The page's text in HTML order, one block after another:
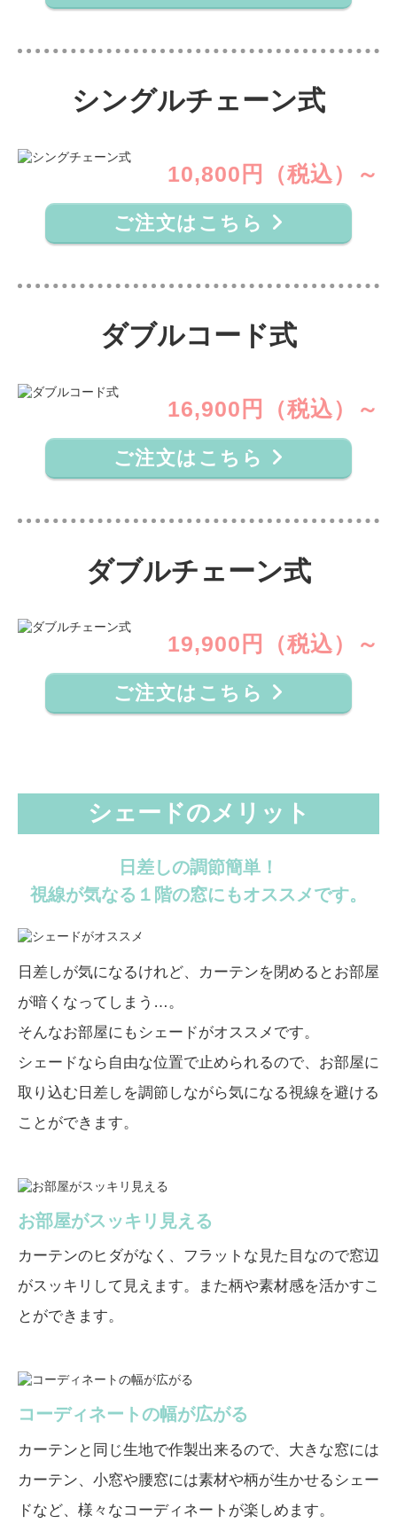
シングルチェーン式
10,800円（税込）～
ご注文はこちら
ダブルコード式
16,900円（税込）～
ご注文はこちら
ダブルチェーン式
19,900円（税込）～
ご注文はこちら
シェードのメリット
日差しの調節簡単！
視線が気なる１階の窓にもオススメです。
日差しが気になるけれど、カーテンを閉めるとお部屋
が暗くなってしまう…。
そんなお部屋にもシェードがオススメです。
シェードなら自由な位置で止められるので、お部屋に
取り込む日差しを調節しながら気になる視線を避ける
ことができます。
お部屋がスッキリ見える
カーテンのヒダがなく、フラットな見た目なので窓辺
がスッキリして見えます。また柄や素材感を活かすこ
とができます。
コーディネートの幅が広がる
カーテンと同じ生地で作製出来るので、大きな窓には
カーテン、小窓や腰窓には素材や柄が生かせるシェー
ドなど、様々なコーディネートが楽しめます。